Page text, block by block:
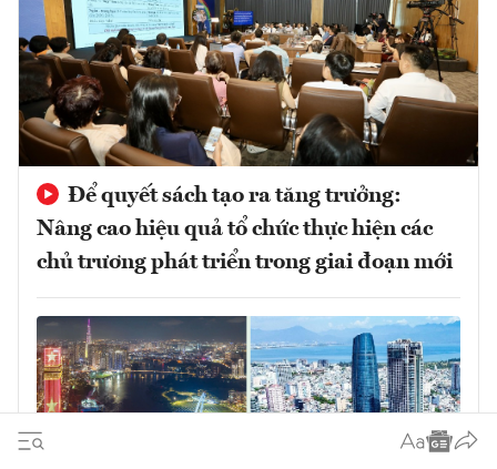
Để quyết sách tạo ra tăng trưởng:
Nâng cao hiệu quả tổ chức thực hiện các
chủ trương phát triển trong giai đoạn mới